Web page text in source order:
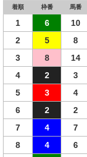
着順 枠番 馬番
1 6 10
2
5 8
3
8 14
4
2 3
5
3 4
6
2 2
7
4 7
8
4 6